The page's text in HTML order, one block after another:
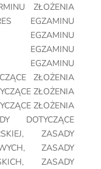
ZŁOŻENIA
EGZAMINU
EGZAMINU
EGZAMINU
EGZAMINU
ZŁOŻENIA
ZŁOŻENIA
ZŁOŻENIA
DOTYCZĄCE
,
ZASADY
,
ZASADY
,
ZASADY